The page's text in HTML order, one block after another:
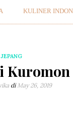
KULINER
JEPANG
diMay 26, 2019